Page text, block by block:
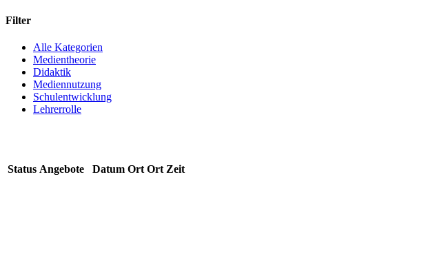
Filter
Alle Kategorien
Medientheorie
Didaktik
Mediennutzung
Schulentwicklung
Lehrerrolle
Status Angebote Datum Ort Ort Zeit